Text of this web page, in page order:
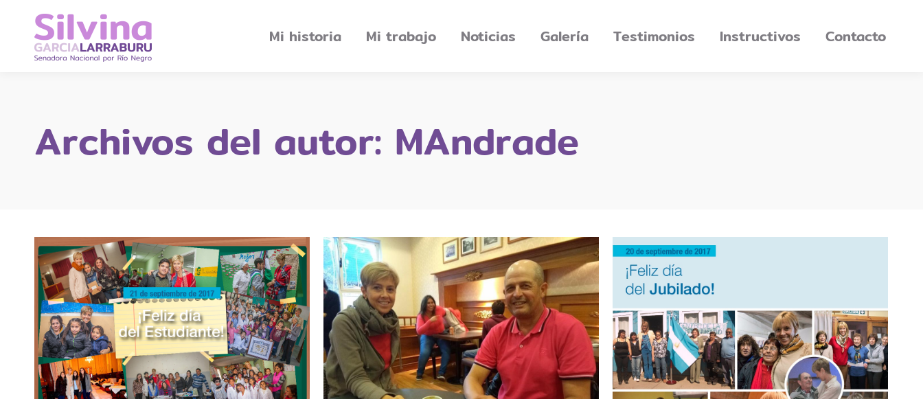
Mi historia Mi trabajo Noticias Galería Testimonios Instructivos Contacto
Archivos del autor: MAndrade